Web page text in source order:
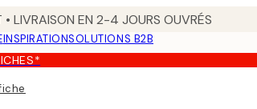
LIVRAISON EN 2-4 JOURS OUVRÉS
INSPIRATIONSOLUTIONS B2B